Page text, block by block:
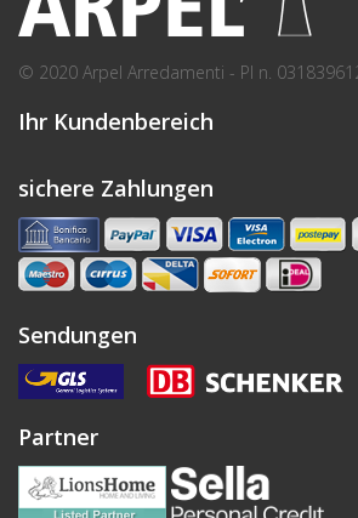
© 2020 Arpel Arredamenti - PI n.
Ihr Kundenbereich
sichere Zahlungen
Sendungen
Partner